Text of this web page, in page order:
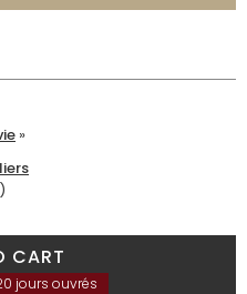
»
CART
jours ouvrés